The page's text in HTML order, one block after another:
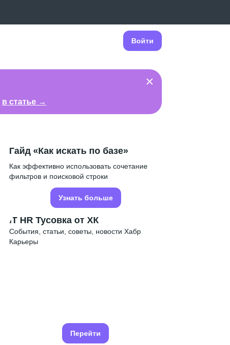
Войти
в статье →
Гайд «Как искать по базе»
Как эффективно использовать сочетание
фильтров и поисковой строки
Узнать больше
IT HR Тусовка от ХК
События, статьи, советы, новости Хабр
Карьеры
Перейти